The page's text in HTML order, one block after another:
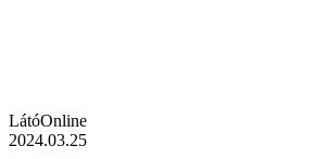
LátóOnline
2024.03.25